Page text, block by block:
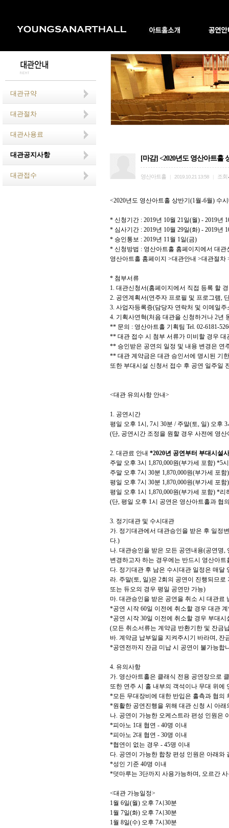
대관규약
대관절차
대관사용료
대관공지사항
대관접수
[마감] <2020년도 영산아트홀
영산아트홀 2019.10.21 13:58 조회
<2020년도 영산아트홀 상반기 (1월-6월) 수
* 신청기간 : 2019년 10월 21일(월) - 2019년
* 심사기간 : 2019년 10월 29일(화) - 2019년
* 승인통보 : 2019년 11월 1일(금)
* 신청방법 : 영산아트홀 홈페이지에서 대관
영산아트홀 홈페이지 >대관안내 >대관절차
* 첨부서류
1. 대관신청서(홈페이지에서 직접 등록 할
2. 공연계획서(연주자 프로필 및 프로그램,
3. 사업자등록증(담당자 연락처 및 이메일주
4. 기획사연혁(처음 대관을 신청하거나 2년
** 문의 : 영산아트홀 기획팀 Tel. 02-6181-
** 대관 접수 시 첨부 서류가 미비할 경우
** 승인받은 공연의 일정 및 내용 변경은 연
** 대관 계약금은 대관 승인서에 명시된 기
또한 부대시설 신청서 접수 후 공연 일주일
<대관 유의사항 안내>
1. 공연시간
평일 오후 1시 , 7시 30분 / 주말(토, 일) 오후 3
(단, 공연시간 조정을 원할 경우 사전에 영
2. 대관료 안내 *2020년 공연부터 부대시설
주말 오후 3시 1,870,000원(부가세 포함) *5
주말 오후 7시 30분 1,870,000원(부가세 포함)
평일 오후 7시 30분 1,870,000원(부가세 포함)
평일 오후 1시 1,870,000원(부가세 포함) *리
(단, 평일 오후 1시 공연은 영산아트홀과 협
3. 정기대관 및 수시대관
가. 정기대관에서 대관승인을 받은 후 일정
다.)
나. 대관승인을 받은 모든 공연내용(공연명,
변경하고자 하는 경우에는 반드시 영산아
다. 정기대관 후 남은 수시대관 일정은 매달
라. 주말(토, 일)은 2회의 공연이 진행되므로
또는 듀오의 경우 평일 공연만 가능)
마. 대관승인을 받은 공연을 취소 시 대관료
*공연 시작 60일 이전에 취소할 경우 대관
*공연 시작 30일 이전에 취소할 경우 부대
(모든 취소서류는 계약금 반환기한 및 잔금
바. 계약금 납부일을 지켜주시기 바라며, 잔
*공연전까지 잔금 미납 시 공연이 불가능합
4. 유의사항
가. 영산아트홀은 클래식 전용 공연장으로
또한 연주 시 홀 내부의 객석이나 무대 위에
*모든 무대장비에 대한 반입은 홀측과 협의
*원활한 공연진행을 위해 대관 신청 시 아
나. 공연이 가능한 오케스트라 편성 인원은
*피아노 1대 협연 - 40명 이내
*피아노 2대 협연 - 30명 이내
*협연이 없는 경우 - 45명 이내
다. 공연이 가능한 합창 편성 인원은 아래와
*성인 기준 40명 이내
*덧마루는 3단까지 사용가능하며, 오르간
<대관 가능일정>
1월 6일(월) 오후 7시 30분
1월 7일(화) 오후 7시 30분
1월 8일(수) 오후 7시 30분